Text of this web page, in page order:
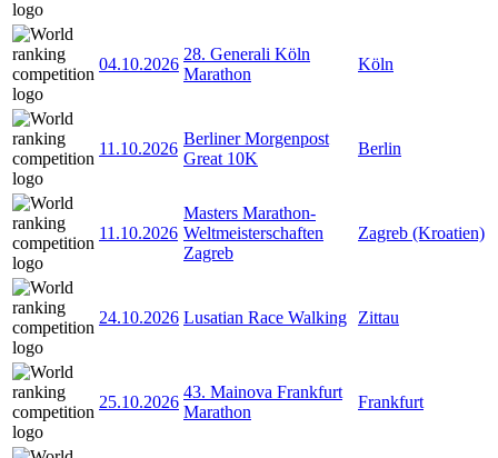
04.10.2026
28. Generali Köln
Marathon
Köln
11.10.2026
Berliner Morgenpost
Great 10K
Berlin
11.10.2026
Masters Marathon-
Weltmeisterschaften
Zagreb
Zagreb (Kroatien)
24.10.2026 Lusatian Race Walking Zittau
25.10.2026
43. Mainova Frankfurt
Marathon
Frankfurt